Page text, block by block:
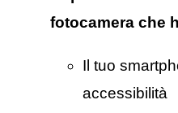
fotocamera che
Il tuo
accessibilità